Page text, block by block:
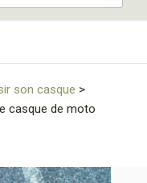
son casque >
casque de moto